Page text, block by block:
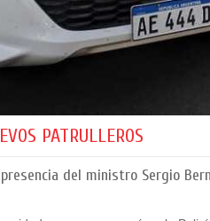
PATRULLEROS
del ministro Sergio